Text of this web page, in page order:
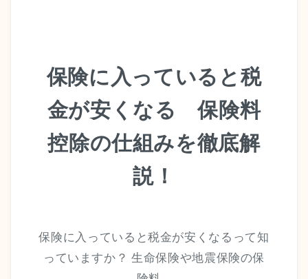
保険に入っていると税
金が安くなる 保険料
控除の仕組みを徹底解
説！
保険に入っていると税金が安くなるって知
っていますか？ 生命保険や地震保険の保